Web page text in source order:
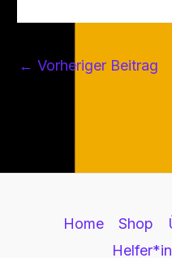
← Vorheriger Beitrag
Home Shop